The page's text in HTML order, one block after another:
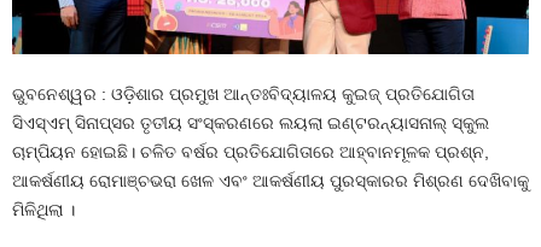
ଭୁବନେଶ୍ୱର : ଓଡ଼ିଶାର ପ୍ରମୁଖ ଆନ୍ତଃବିଦ୍ୟାଳୟ କୁଇଜ୍ ପ୍ରତିଯୋଗିତା
ସିଏସ୍ଏମ୍ ସିନାପ୍ସର ତୃତୀୟ ସଂସ୍କରଣରେ ଲୟଲା ଇଣ୍ଟରନ୍ୟାସନାଲ୍ ସ୍କୁଲ
ଚାମ୍ପିୟନ ହୋଇଛି। ଚଳିତ ବର୍ଷର ପ୍ରତିଯୋଗିତାରେ ଆହ୍ବାନମୂଳକ ପ୍ରଶ୍ନ,
ଆକର୍ଷଣୀୟ ରୋମାଞ୍ଚଭରା ଖେଳ ଏବଂ ଆକର୍ଷଣୀୟ ପୁରସ୍କାରର ମିଶ୍ରଣ ଦେଖିବାକୁ
ମିଳିଥିଲା ।